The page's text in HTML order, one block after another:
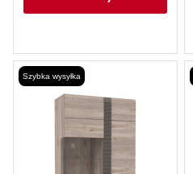
Szybka wysyłka